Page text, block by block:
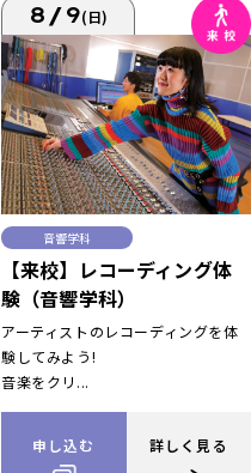
8/9(日)
音響学科
【来校】レコーディング体
験（音響学科）
アーティストのレコーディングを体
験してみよう!
音楽をクリ...
申し込む 詳しく見る